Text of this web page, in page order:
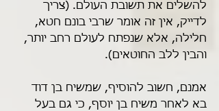
להשלים את תשובת העולם. (צריך
לדייק, אין זה אומר שרבי בונם חטא,
חלילה, אלא שנפתח לעולם רחב יותר,
והבין ללב החוטאים).
אמנם, חשוב להוסיף, שמשיח בן דוד
בא לאחר משיח בן יוסף, כי גם בעל